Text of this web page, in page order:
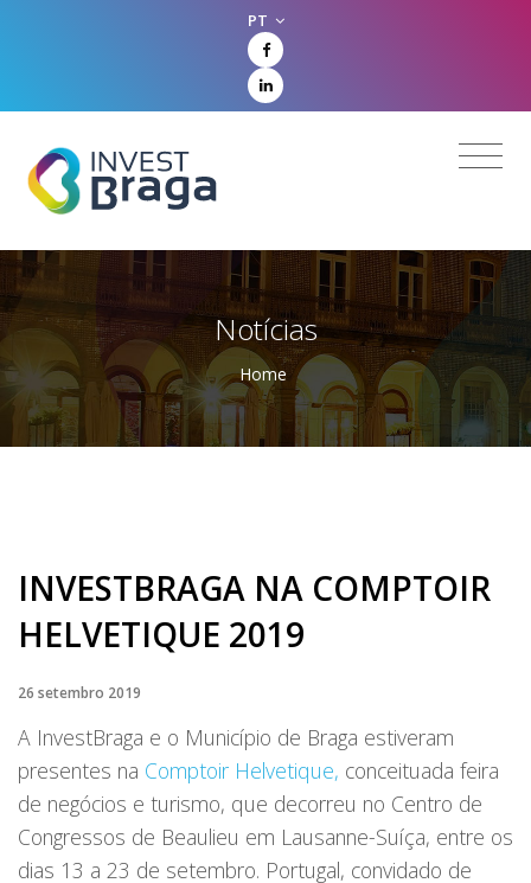
PT
Notícias
Home
INVESTBRAGA NA COMPTOIR
HELVETIQUE 2019
26 setembro 2019
A InvestBraga e o Município de Braga estiveram
presentes na Comptoir Helvetique, conceituada feira
de negócios e turismo, que decorreu no Centro de
Congressos de Beaulieu em Lausanne-Suíça, entre os
dias 13 a 23 de setembro. Portugal, convidado de